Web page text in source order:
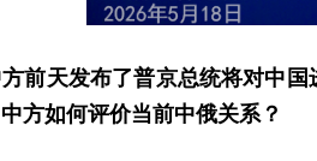
前天发布了普京总统将对中
方如何评价当前中俄关系？